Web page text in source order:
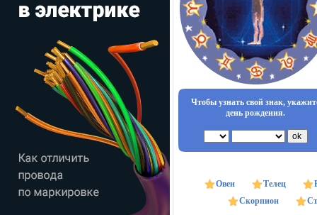
Чтобы узнать свой знак,
день рождения.
Овен Телец
Скорпион